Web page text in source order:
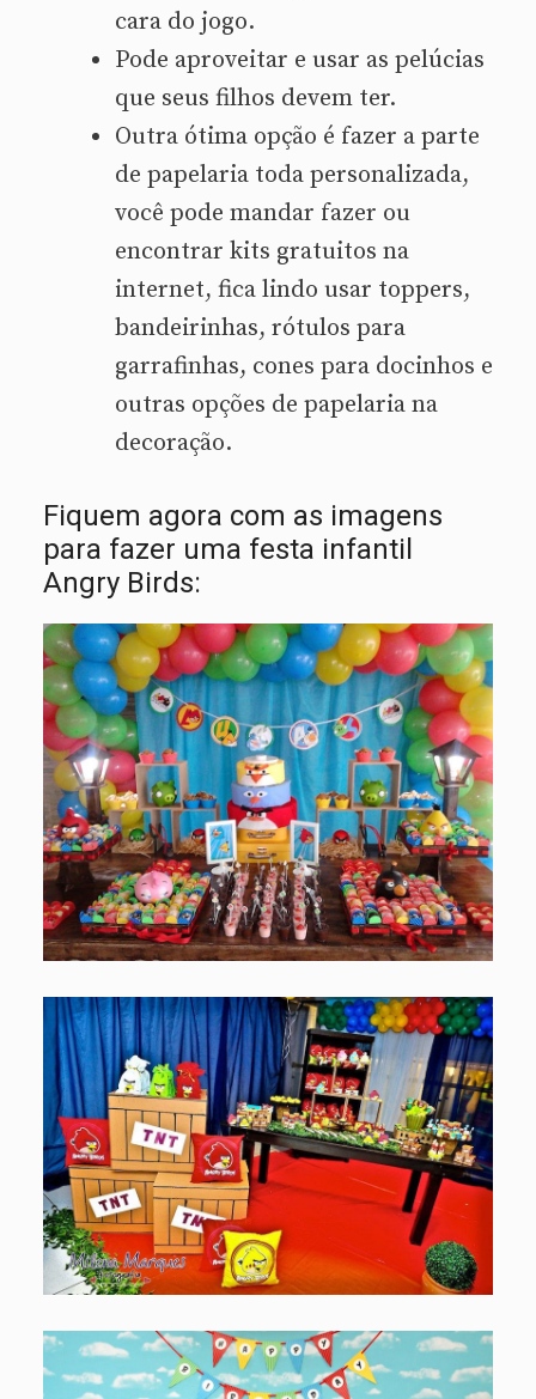
cara do jogo.
Pode aproveitar e usar as pelúcias
que seus filhos devem ter.
Outra ótima opção é fazer a parte
de papelaria toda personalizada,
você pode mandar fazer ou
encontrar kits gratuitos na
internet, fica lindo usar toppers,
bandeirinhas, rótulos para
garrafinhas, cones para docinhos e
outras opções de papelaria na
decoração.
Fiquem agora com as imagens
para fazer uma festa infantil
Angry Birds: